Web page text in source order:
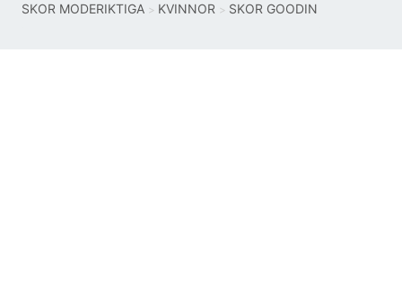
SKOR MODERIKTIGA KVINNOR SKOR GOODIN